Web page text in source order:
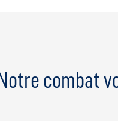
Notre combat